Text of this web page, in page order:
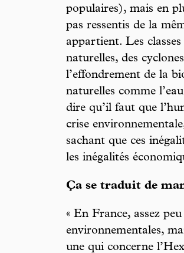
populaires), mais en
pas ressentis de la
appartient. Les
naturelles, des
l’effondrement de la
naturelles comme
dire qu’il faut que
crise
sachant que ces
les inégalités
Ça se traduit de
« En France, assez
environnementales,
une qui concerne